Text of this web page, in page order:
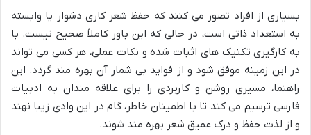
بسیاری از افراد تصور می کنند که حفظ شعر کاری دشوار یا وابسته
به استعداد ذاتی است، در حالی که این باور کاملاً صحیح نیست. با
به کارگیری تکنیک های اثبات شده و نکات عملی، هر کسی می تواند
در این زمینه موفق شود و از فواید بی شمار آن بهره مند گردد. این
راهنما، مسیری روشن و کاربردی را برای علاقه مندان به ادبیات
فارسی ترسیم می کند تا با اطمینان خاطر، گام در این وادی زیبا نهند
و از لذت حفظ و درک عمیق شعر بهره مند شوند.